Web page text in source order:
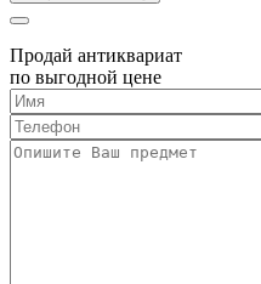
Продай антиквариат
по выгодной цене